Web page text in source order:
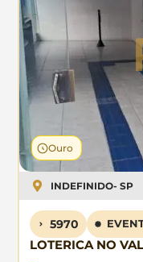
Ouro
INDEFINIDO- SP
5970
LOTERICA NO